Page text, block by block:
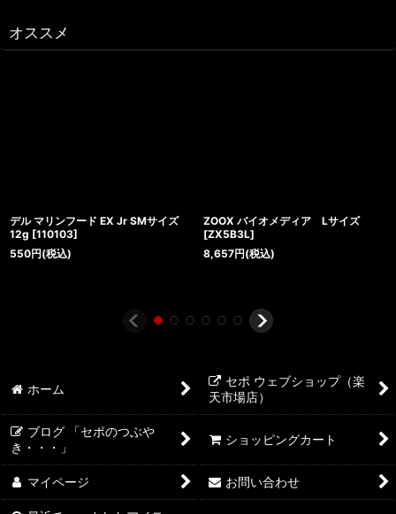
オススメ
デル マリンフード EX Jr SMサイズ
12g [110103]
550円(税込)
ZOOX バイオメディア Lサイズ
[ZX5B3L]
8,657円(税込)
ホーム
セポ ウェブショップ（楽
天市場店）
ブログ 「セポのつぶや
き・・・」
ショッピングカート
マイページ お問い合わせ